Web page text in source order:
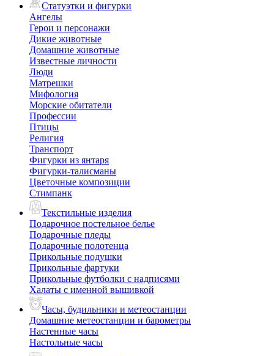
Статуэтки и фигурки
Ангелы
Герои и персонажи
Дикие животные
Домашние животные
Известные личности
Люди
Матрешки
Мифология
Морские обитатели
Профессии
Птицы
Религия
Транспорт
Фигурки из янтаря
Фигурки-талисманы
Цветочные композиции
Стимпанк
Текстильные изделия
Подарочное постельное белье
Подарочные пледы
Подарочные полотенца
Прикольные подушки
Прикольные фартуки
Прикольные футболки с надписями
Халаты с именной вышивкой
Часы, будильники и метеостанции
Домашние метеостанции и барометры
Настенные часы
Настольные часы